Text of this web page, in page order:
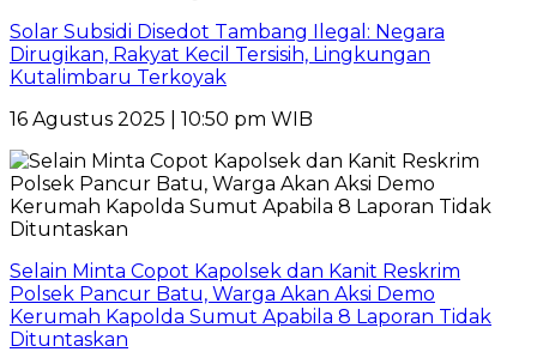
Solar Subsidi Disedot Tambang Ilegal: Negara
Dirugikan, Rakyat Kecil Tersisih, Lingkungan
Kutalimbaru Terkoyak
16 Agustus 2025 | 10:50 pm WIB
Selain Minta Copot Kapolsek dan Kanit Reskrim
Polsek Pancur Batu, Warga Akan Aksi Demo
Kerumah Kapolda Sumut Apabila 8 Laporan Tidak
Dituntaskan